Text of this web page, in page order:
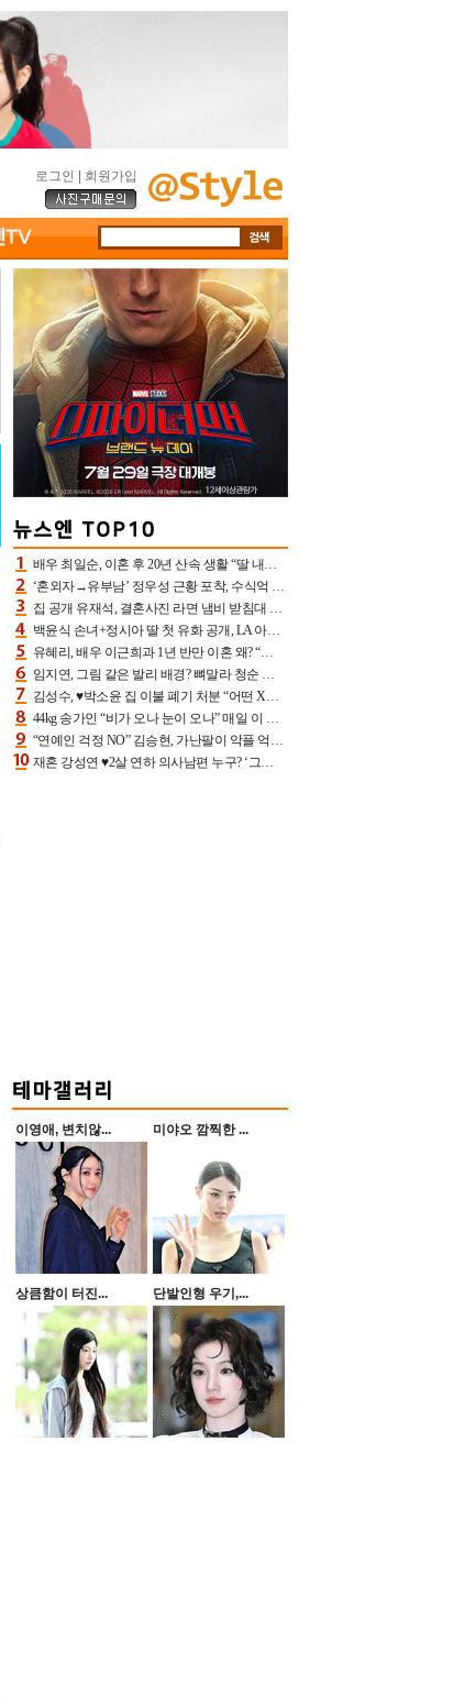
로그인 회원가입
배우 최일순, 이혼 후 20년 산속 생활 “딸 내가 버렸다고 원망‥맘 아파”(특종)[어제TV]
‘혼외자→유부남’ 정우성 근황 포착, 수식억 해킹 피해 후배 만났다 “존경하는”
집 공개 유재석, 결혼사진 라면 냄비 받침대 되고 분노‥가족사진도 피해(놀뭐)[어제TV]
백윤식 손녀+정시아 딸 첫 유화 공개, LA 아트쇼→서울국제조각페스타 작가다운 수준급 실력
유혜리, 배우 이근희과 1년 반만 이혼 왜? “식칼 꽂고 의자 던져” 충격 폭로(특종)[어제TV]
임지연, 그림 같은 발리 배경? 뼈말라 청순 비키니 핏에 상대 안 되네
김성수, ♥박소윤 집 이불 폐기 처분 “어떤 X이랑 썼을지 몰라” 질투(신랑수업2)[어제TV]
44kg 송가인 “비가 오나 눈이 오나” 매일 이 운동, 허벅지 근육량 상승+체지방 감소
“연예인 걱정 NO” 김승현, 가난팔이 악플 억울할만‥아내+딸과 日 여행
재혼 강성연 ♥2살 연하 의사남편 누구? ‘그알’ 자문의에 훈남 비주얼 초엘리트 스펙 [종합]
이영애, 변치않... 미야오 깜찍한 ...
상큼함이 터진... 단발인형 우기,...